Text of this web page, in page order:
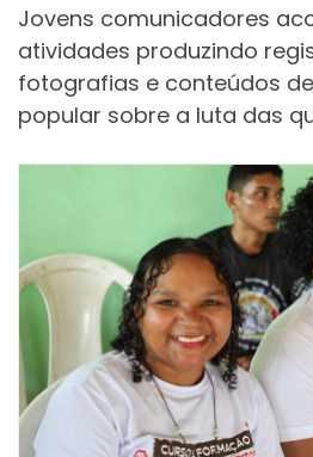
Jovens comunicadores
atividades produzindo
fotografias e conteúdos
popular sobre a luta das